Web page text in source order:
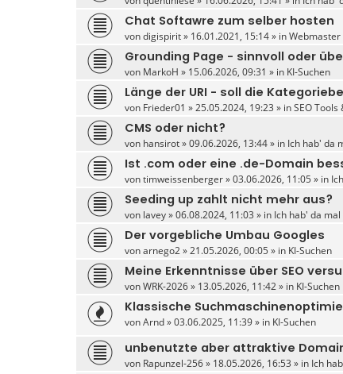
Chat Softawre zum selber hosten
vondigispirit» 16.01.2021, 15:14 » inWebmaster
Grounding Page - sinnvoll oder
von MarkoH » 15.06.2026, 09:31 » in KI-Suchen
Länge der URI - soll die
von Frieder01 » 25.05.2024, 19:23 » inSEO
CMS oder nicht?
von hansirot» 09.06.2026, 13:44 » in Ich hab' da
Ist .com oder eine .de-Domain
vontimweissenberger» 03.06.2026, 11:05 » in
Seeding up zahlt nicht mehr aus?
von lavey» 06.08.2024, 11:03 » in Ich hab' da
Der vorgebliche Umbau Googles
vonarnego2» 21.05.2026, 00:05 » in KI-Suchen
Meine Erkenntnisse über SEO
vonWRK-2026» 13.05.2026, 11:42 » in KI-Suchen
Klassische
vonArnd» 03.06.2025, 11:39 » in KI-Suchen
unbenutzte aber attraktive
von Rapunzel-256» 18.05.2026, 16:53 » in Ich